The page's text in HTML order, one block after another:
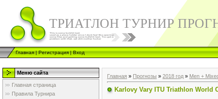
ТРИАТЛОН ТУРНИР
Главная|Регистрация|Вход
Меню сайта
Главная страница
Правила Турнира
Главная » Прогнозы » 2018 год » Men +
Karlovy Vary ITU Triathlon World